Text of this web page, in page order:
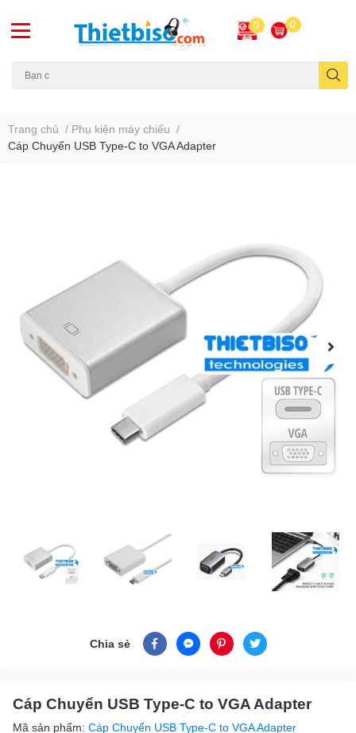
0 0
Trang chủ / Phụ kiện máy chiếu /
Cáp Chuyển USB Type-C to VGA Adapter
Chia sẻ
Cáp Chuyển USB Type-C to VGA Adapter
Mã sản phẩm: Cáp Chuyển USB Type-C to VGA Adapter